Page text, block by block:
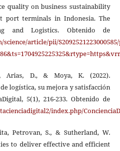
quality on business sustainability
port terminals in Indonesia. The
and Logistics. Obtenido de
article/pii/
Arias, D., & Moya, K. (2022).
logística, su mejora y satisfacción
5(1), 216-233. Obtenido de
index.php/
Petrovan, S., & Sutherland, W.
to deliver effective and efficient